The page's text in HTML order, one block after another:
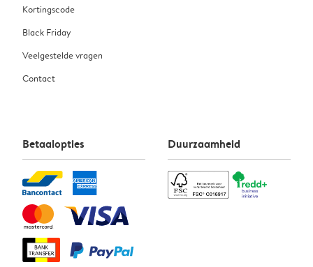
Kortingscode
Black Friday
Veelgestelde vragen
Contact
Betaalopties Duurzaamheid